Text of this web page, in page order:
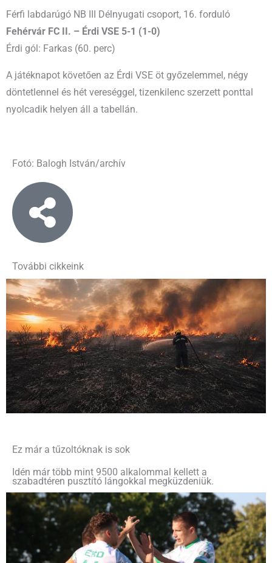
Férfi labdarúgó NB III Délnyugati csoport, 16. forduló
Fehérvár FC II. – Érdi VSE 5-1 (1-0)
Érdi gól: Farkas (60. perc)
A játéknapot követően az Érdi VSE öt győzelemmel, négy
döntetlennel és hét vereséggel, tizenkilenc szerzett ponttal
nyolcadik helyen áll a tabellán.
Fotó: Balogh István/archív
További cikkeink
Ez már a tűzoltóknak is sok
Idén már több mint 9500 alkalommal kellett a
szabadtéren pusztító lángokkal megküzdeniük.